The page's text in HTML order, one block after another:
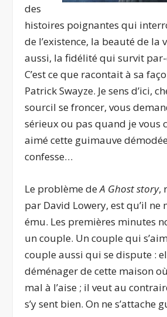
des
histoires poignantes qui
de l’existence, la beauté de la
aussi, la fidélité qui survit
C’est ce que racontait à sa
Patrick Swayze. Je sens d’ici,
sourcil se froncer, vous
sérieux ou pas quand je vous
aimé cette guimauve
confesse…
Le problème deA Ghost story,
par David Lowery, est qu’il ne
ému. Les premières minutes
un couple. Un couple qui
couple aussi qui se dispute :
déménager de cette maison
mal à l’aise ; il veut au
s’y sent bien. On ne s’attache